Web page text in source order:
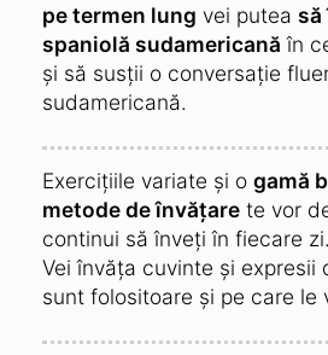
pe termen lung vei putea să
spaniolă sudamericană în
și să susții o conversație
sudamericană.
Exercițiile variate și o gamă
metode de învățare te vor
continui să înveți în fiecare zi.
Vei învăța cuvinte și expresii
sunt folositoare și pe care le